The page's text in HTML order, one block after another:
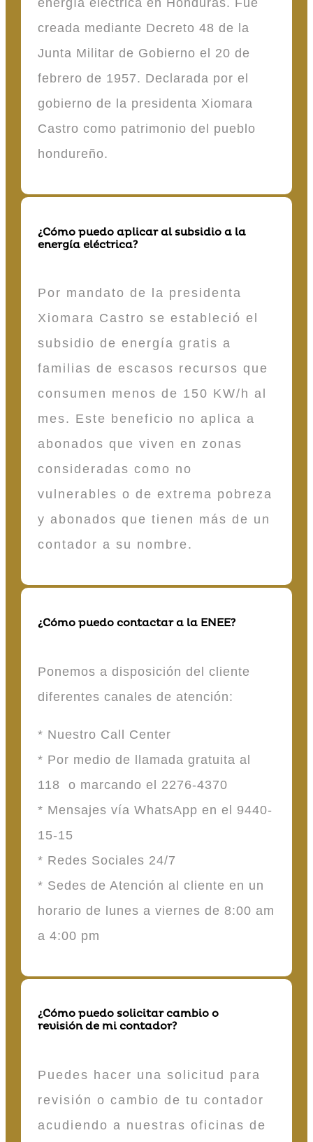
creada mediante Decreto 48 de la
Junta Militar de Gobierno el 20 de
febrero de 1957. Declarada por el
gobierno de la presidenta Xiomara
Castro como patrimonio del pueblo
hondureño.
¿Cómo puedo aplicar al subsidio a la
energía eléctrica?
Por mandato de la presidenta
Xiomara Castro se estableció el
subsidio de energía gratis a
familias de escasos recursos que
consumen menos de 150 KW/h al
mes. Este beneficio no aplica a
abonados que viven en zonas
consideradas como no
vulnerables o de extrema pobreza
y abonados que tienen más de un
contador a su nombre.
¿Cómo puedo contactar a la ENEE?
Ponemos a disposición del cliente
diferentes canales de atención:
* Nuestro Call Center
* Por medio de llamada gratuita al
118 o marcando el 2276-4370
* Mensajes vía WhatsApp en el 9440-
15-15
* Redes Sociales 24/7
* Sedes de Atención al cliente en un
horario de lunes a viernes de 8:00 am
a 4:00 pm
¿Cómo puedo solicitar cambio o
revisión de mi contador?
Puedes hacer una solicitud para
revisión o cambio de tu contador
acudiendo a nuestras oficinas de